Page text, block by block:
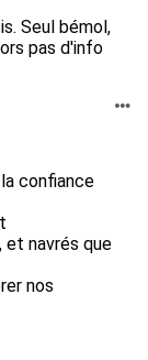
Seul bémol,
pas d'info
confiance
et navrés que
nos